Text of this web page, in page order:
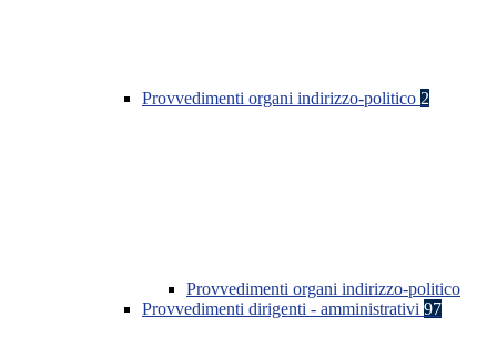
Provvedimenti organi indirizzo-politico 2
Provvedimenti organi indirizzo-politico
Provvedimenti dirigenti - amministrativi 97